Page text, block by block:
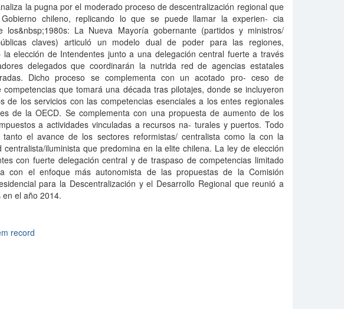
la pugna por el moderado proceso de descentralización regional que
chileno, replicando lo que se puede llamar la experien- cia
los&nbsp;1980s: La Nueva Mayoría gobernante (partidos y ministros/
claves) articuló un modelo dual de poder para las regiones,
la elección de Intendentes junto a una delegación central fuerte a través
delegados que coordinarán la nutrida red de agencias estatales
Dicho proceso se complementa con un acotado pro- ceso de
competencias que tomará una década tras pilotajes, donde se incluyeron
de los servicios con las competencias esenciales a los entes regionales
de la OECD. Se complementa con una propuesta de aumento de los
a actividades vinculadas a recursos na- turales y puertos. Todo
tanto el avance de los sectores reformistas/ centralista como la con la
centralista/iluminista que predomina en la elite chilena. La ley de elección
con fuerte delegación central y de traspaso de competencias limitado
con el enfoque más autonomista de las propuestas de la Comisión
para la Descentralización y el Desarrollo Regional que reunió a
el año 2014.
record